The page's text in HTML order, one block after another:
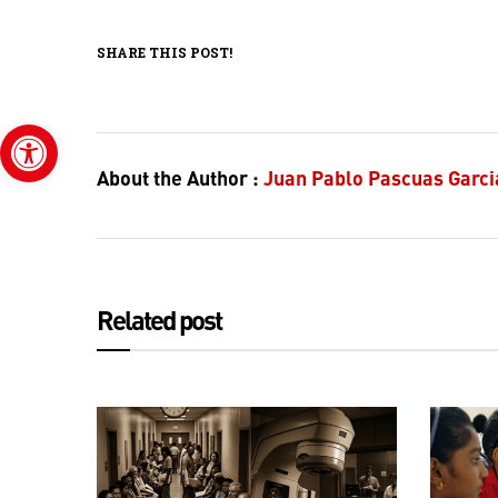
Abrir barra de herramientas
SHARE THIS POST!
About the Author : Juan Pablo Pascuas
Related post